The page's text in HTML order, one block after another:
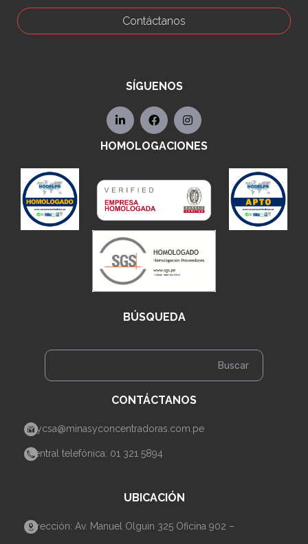
Contáctanos
SÍGUENOS
HOMOLOGACIONES
BÚSQUEDA
CONTÁCTANOS
mycsa@minasyconcentradoras.com.pe
Central telefónica: 01 321 5894
UBICACIÓN
Dirección: Av. Manuel Olguin 325 Oficina 902 –